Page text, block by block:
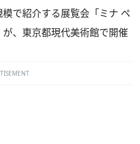
で紹介する展覧会「ミナ ペ
、東京都現代美術館で開催